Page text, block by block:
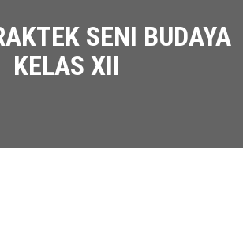
SENI BUDAYA
KELAS XII